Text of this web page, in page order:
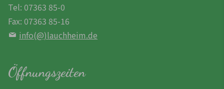
Tel: 07363 85-0
Fax: 07363 85-16
info(@)lauchheim.de
Öffnungszeiten